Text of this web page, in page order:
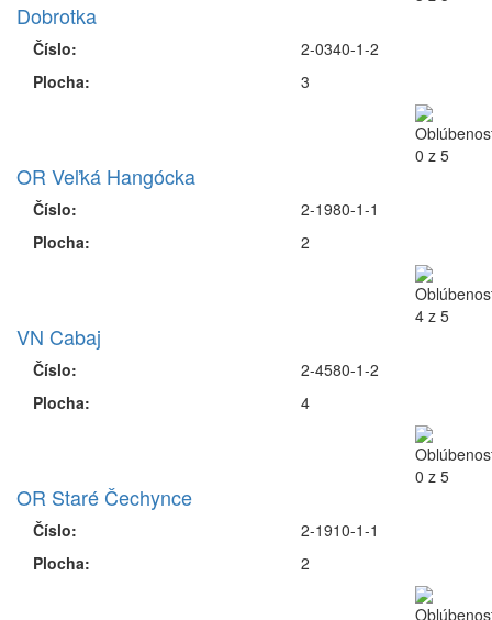
Dobrotka
Číslo:
Plocha:
2-0340-1-2
3
OR Veľká Hangócka
Číslo:
Plocha:
2-1980-1-1
2
VN Cabaj
Číslo:
Plocha:
2-4580-1-2
4
OR Staré Čechynce
Číslo:
Plocha:
2-1910-1-1
2